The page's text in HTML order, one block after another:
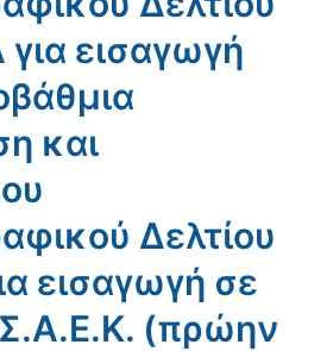
εισαγωγή
και
Δελτίου
εισαγωγή σε
(πρώην